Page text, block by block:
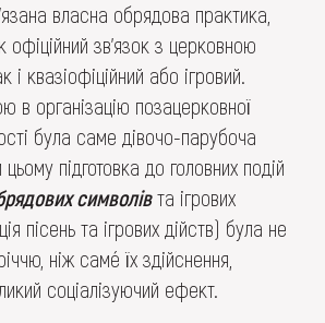
власна обрядова практика,
зв’язок з церковною
і квазіофіційний або ігровий.
в організацію позацерковної
була саме дівочо-парубоча
підготовка до головних подій
символівта ігрових
пісень та ігрових дійств) була не
ніж самé їх здійснення,
соціалізуючий ефект.